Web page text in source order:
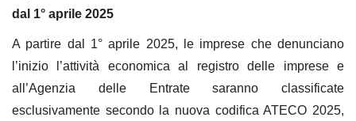
dal 1° aprile 2025
A partire dal 1° aprile 2025, le imprese che denunciano
l’inizio l’attività economica al registro delle imprese e
all’Agenzia delle Entrate saranno classificate
esclusivamente secondo la nuova codifica ATECO 2025,